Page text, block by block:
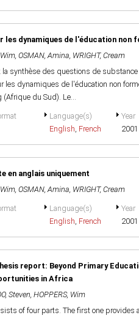
les dynamiques de l'éducation non
, OSMAN, Amina, WRIGHT, Cream
la synthèse des questions de
les dynamiques de l'éducation non
(Afrique du Sud). Le...
Language(s)
English, French
Year
2001
en anglais uniquement
, OSMAN, Amina, WRIGHT, Cream
Language(s)
English, French
Year
2001
report: Beyond Primary
in Africa
Steven, HOPPERS, Wim
of four parts. The first one provides